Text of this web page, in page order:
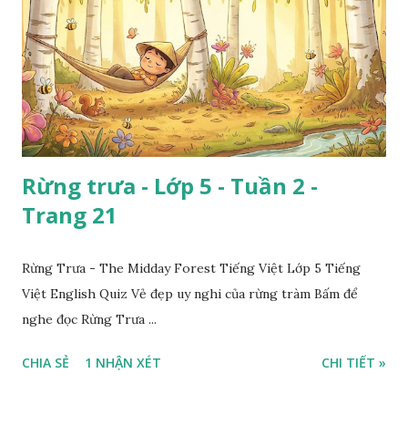
Rừng trưa - Lớp 5 - Tuần 2 -
Trang 21
Rừng Trưa - The Midday Forest Tiếng Việt Lớp 5 Tiếng
Việt English Quiz Vẻ đẹp uy nghi của rừng tràm Bấm để
nghe đọc Rừng Trưa ...
CHIA SẺ 1 NHẬN XÉT CHI TIẾT »